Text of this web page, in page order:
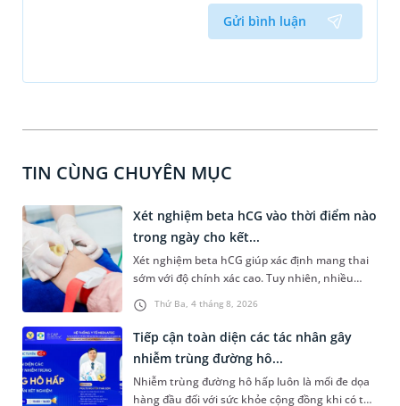
Gửi bình luận
TIN CÙNG CHUYÊN MỤC
Thứ Ba, 4 tháng 8, 2026
Xét nghiệm beta hCG vào thời điểm nào
trong ngày cho kết...
Xét nghiệm beta hCG giúp xác định mang thai
sớm với độ chính xác cao. Tuy nhiên, nhiều
người vẫn băn khoăn xét nghiệm beta hCG vào
thời điểm nào trong ngày để yên tâm về độ
chính xác của kết quả nhận được. Bài viết dưới
đây sẽ cùng bạn tìm hiểu về thời điểm xét
nghiệm và những điều nên lưu ý để đảm bảo độ
kết quả có tính chính xác cao.
Tiếp cận toàn diện các tác nhân gây
nhiễm trùng đường hô...
Nhiễm trùng đường hô hấp luôn là mối đe dọa
hàng đầu đối với sức khỏe cộng đồng khi có thể